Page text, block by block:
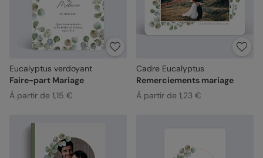
Eucalyptus verdoyant
Faire-part Mariage
À partir de 1,15 €
Cadre Eucalyptus
Remerciements mariage
À partir de 1,23 €